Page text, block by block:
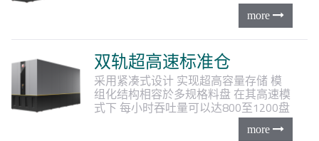
双轨超高速标准仓
采用紧凑式设计 实现超高容量存储模
组化结构相容於多规格料盘 在其高速模
式下 每小时吞吐量可以达800至1200盘